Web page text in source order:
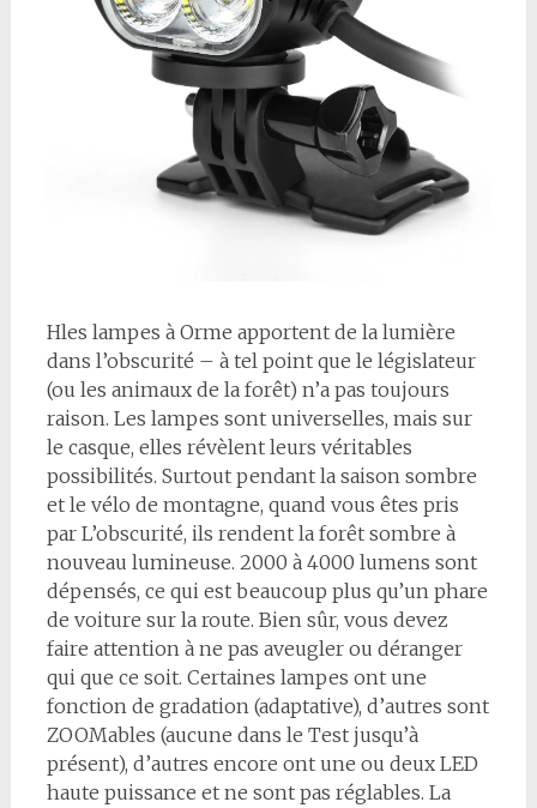
Hles lampes à Orme apportent de la lumière
dans l’obscurité – à tel point que le législateur
(ou les animaux de la forêt) n’a pas toujours
raison. Les lampes sont universelles, mais sur
le casque, elles révèlent leurs véritables
possibilités. Surtout pendant la saison sombre
et le vélo de montagne, quand vous êtes pris
par L’obscurité, ils rendent la forêt sombre à
nouveau lumineuse. 2000 à 4000 lumens sont
dépensés, ce qui est beaucoup plus qu’un phare
de voiture sur la route. Bien sûr, vous devez
faire attention à ne pas aveugler ou déranger
qui que ce soit. Certaines lampes ont une
fonction de gradation (adaptative), d’autres sont
ZOOMables (aucune dans le Test jusqu’à
présent), d’autres encore ont une ou deux LED
haute puissance et ne sont pas réglables. La